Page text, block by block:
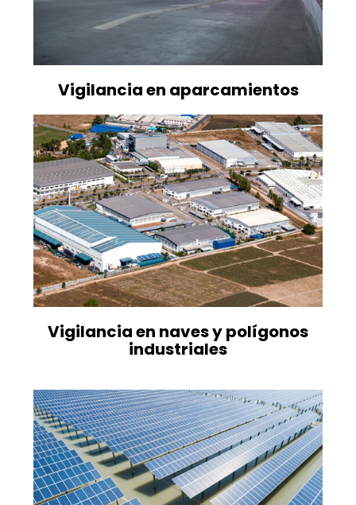
Vigilancia en aparcamientos
Vigilancia en naves y polígonos
industriales